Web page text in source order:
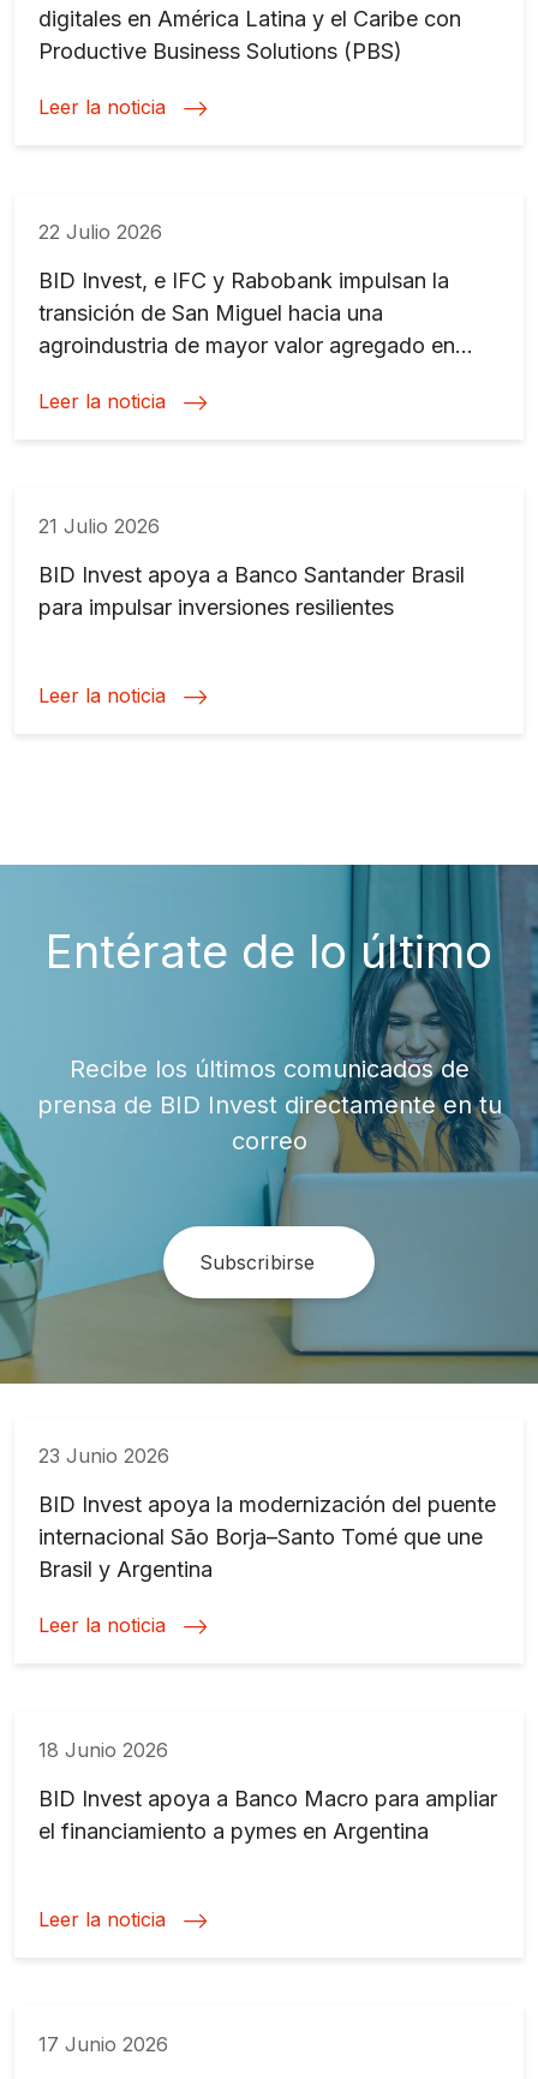
digitales en América Latina y el Caribe con
Productive Business Solutions (PBS)
Leer la noticia
22 Julio 2026
BID Invest, e IFC y Rabobank impulsan la
transición de San Miguel hacia una
agroindustria de mayor valor agregado en
Leer la noticia
21 Julio 2026
BID Invest apoya a Banco Santander Brasil
para impulsar inversiones resilientes
Leer la noticia
Entérate de lo último
Recibe los últimos comunicados de
prensa de BID Invest directamente en tu
correo
Subscribirse
23 Junio 2026
BID Invest apoya la modernización del puente
internacional São Borja–Santo Tomé que une
Brasil y Argentina
Leer la noticia
18 Junio 2026
BID Invest apoya a Banco Macro para ampliar
el financiamiento a pymes en Argentina
Leer la noticia
17 Junio 2026